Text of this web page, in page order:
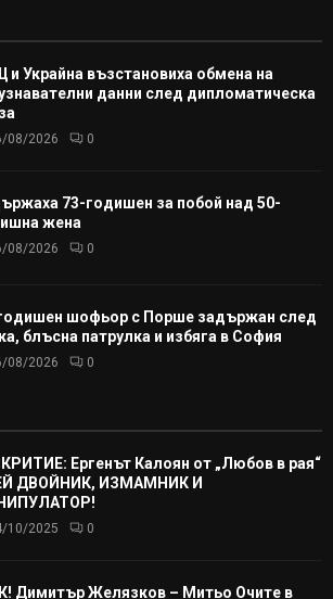
и Украйна възстановиха обмена на
данни след дипломатическа
08/2026 0
73-годишен за побой над 50-
жена
08/2026 0
шофьор с Порше задържан след
блъсна патрулка и избяга в София
08/2026 0
Ергенът Калоян от „Любов в рая“
ДВОЙНИК, ИЗМАМНИК И
10/2025 0
Димитър Желязков – Митьо Очите в